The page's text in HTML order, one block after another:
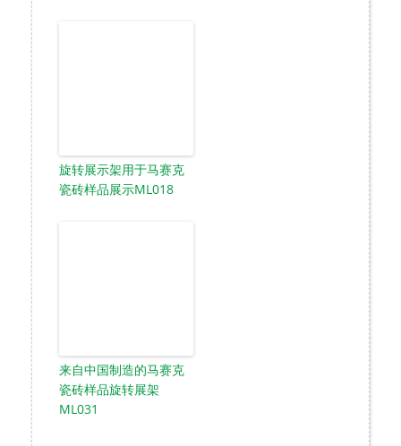
旋转展示架用于马赛克
瓷砖样品展示ML018
来自中国制造的马赛克
瓷砖样品旋转展架
ML031